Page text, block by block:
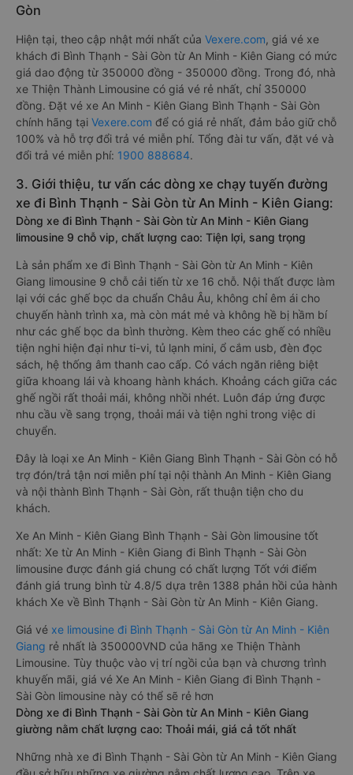
Gòn
Hiện tại, theo cập nhật mới nhất của Vexere.com, giá vé xe
khách đi Bình Thạnh - Sài Gòn từ An Minh - Kiên Giang có mức
giá dao động từ 350000 đồng - 350000 đồng. Trong đó, nhà
xe Thiện Thành Limousine có giá vé rẻ nhất, chỉ 350000
đồng. Đặt vé xe An Minh - Kiên Giang Bình Thạnh - Sài Gòn
chính hãng tại Vexere.com để có giá rẻ nhất, đảm bảo giữ chỗ
100% và hỗ trợ đổi trả vé miễn phí. Tổng đài tư vấn, đặt vé và
đổi trả vé miễn phí: 1900 888684.
3. Giới thiệu, tư vấn các dòng xe chạy tuyến đường
xe đi Bình Thạnh - Sài Gòn từ An Minh - Kiên Giang:
Dòng xe đi Bình Thạnh - Sài Gòn từ An Minh - Kiên Giang
limousine 9 chỗ vip, chất lượng cao: Tiện lợi, sang trọng
Là sản phẩm xe đi Bình Thạnh - Sài Gòn từ An Minh - Kiên
Giang limousine 9 chỗ cải tiến từ xe 16 chỗ. Nội thất được làm
lại với các ghế bọc da chuẩn Châu Âu, không chỉ êm ái cho
chuyến hành trình xa, mà còn mát mẻ và không hề bị hầm bí
như các ghế bọc da bình thường. Kèm theo các ghế có nhiều
tiện nghi hiện đại như ti-vi, tủ lạnh mini, ổ cắm usb, đèn đọc
sách, hệ thống âm thanh cao cấp. Có vách ngăn riêng biệt
giữa khoang lái và khoang hành khách. Khoảng cách giữa các
ghế ngồi rất thoải mái, không nhồi nhét. Luôn đáp ứng được
nhu cầu về sang trọng, thoải mái và tiện nghi trong việc di
chuyển.
Đây là loại xe An Minh - Kiên Giang Bình Thạnh - Sài Gòn có hỗ
trợ đón/trả tận nơi miễn phí tại nội thành An Minh - Kiên Giang
và nội thành Bình Thạnh - Sài Gòn, rất thuận tiện cho du
khách.
Xe An Minh - Kiên Giang Bình Thạnh - Sài Gòn limousine tốt
nhất: Xe từ An Minh - Kiên Giang đi Bình Thạnh - Sài Gòn
limousine được đánh giá chung có chất lượng Tốt với điểm
đánh giá trung bình từ 4.8/5 dựa trên 1388 phản hồi của hành
khách Xe về Bình Thạnh - Sài Gòn từ An Minh - Kiên Giang.
Giá vé xe limousine đi Bình Thạnh - Sài Gòn từ An Minh - Kiên
Giang rẻ nhất là 350000VND của hãng xe Thiện Thành
Limousine. Tùy thuộc vào vị trí ngồi của bạn và chương trình
khuyến mãi, giá vé Xe An Minh - Kiên Giang đi Bình Thạnh -
Sài Gòn limousine này có thể sẽ rẻ hơn
Dòng xe đi Bình Thạnh - Sài Gòn từ An Minh - Kiên Giang
giường nằm chất lượng cao: Thoải mái, giá cả tốt nhất
Những nhà xe đi Bình Thạnh - Sài Gòn từ An Minh - Kiên Giang